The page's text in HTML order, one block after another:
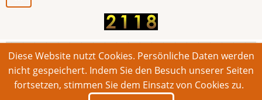
© 2026 Bonner Aufruf. Alle Rechte vorbehalten.
Footer
Impressum Kontakt Intern
Diese Website nutzt Cookies. Persönliche Daten werden
nicht gespeichert. Indem Sie den Besuch unserer Seiten
fortsetzen, stimmen Sie dem Einsatz von Cookies zu.